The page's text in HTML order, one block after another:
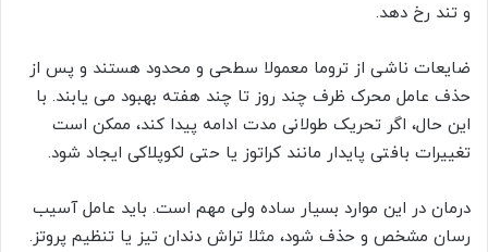
و تند رخ دهد.
ضایعات ناشی از تروما معمولا سطحی و محدود هستند و پس از
حذف عامل محرک ظرف چند روز تا چند هفته بهبود می یابند. با
این حال، اگر تحریک طولانی مدت ادامه پیدا کند، ممکن است
تغییرات بافتی پایدار مانند کراتوز یا حتی لکوپلاکی ایجاد شود.
درمان در این موارد بسیار ساده ولی مهم است. باید عامل آسیب
رسان مشخص و حذف شود، مثلا تراش دندان تیز یا تنظیم پروتز.